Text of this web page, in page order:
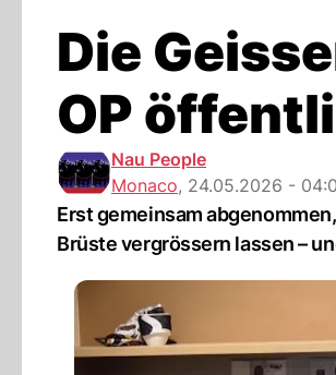
Die
OP
Nau People
Monaco, 24.05.2026 -
Erst gemeinsam
Brüste vergrössern lassen –